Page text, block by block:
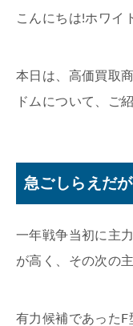
こんにちは!ホワイ
本日は、高価買取
ドムについて、ご
急ごしらえだ
一年戦争当初に主
が高く、その次の
有力候補であったF